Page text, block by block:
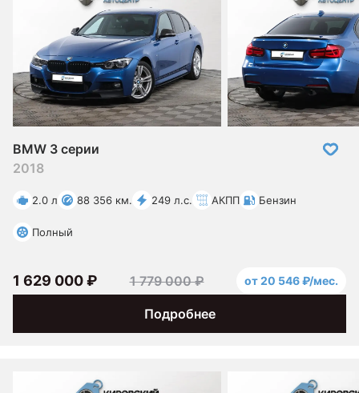
BMW 3 серии
2018
2.0 л 88 356 км. 249 л.с. АКПП Бензин
Полный
Подробнее
1 629 000 ₽ 1 779 000 ₽ от 20 546 ₽/мес.